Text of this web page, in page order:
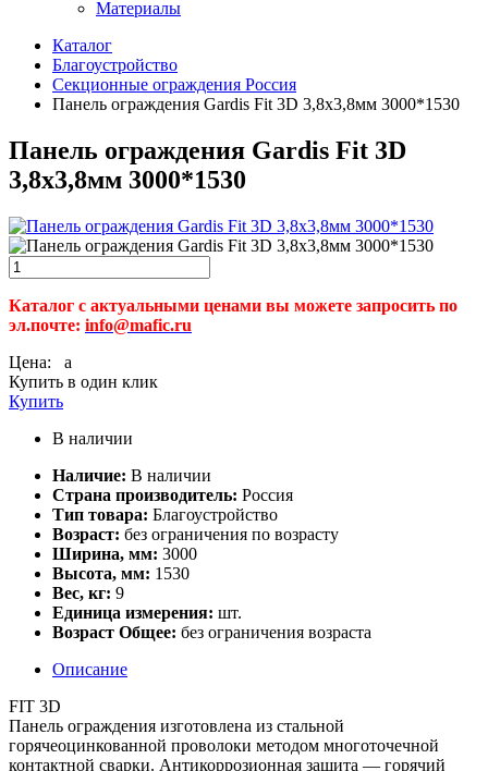
Материалы
Каталог
Благоустройство
Секционные ограждения Россия
Панель ограждения Gardis Fit 3D 3,8х3,8мм 3000*1530
Панель ограждения Gardis Fit 3D
3,8х3,8мм 3000*1530
Каталог с актуальными ценами вы можете запросить по
эл.почте: info@mafic.ru
Цена:
a
Купить в один клик
Купить
В наличии
Наличие: В наличии
Страна производитель: Россия
Тип товара: Благоустройство
Возраст: без ограничения по возрасту
Ширина, мм: 3000
Высота, мм: 1530
Вес, кг: 9
Единица измерения: шт.
Возраст Общее: без ограничения возраста
Описание
FIT 3D
Панель ограждения изготовлена из стальной
горячеоцинкованной проволоки методом многоточечной
контактной сварки. Антикоррозионная защита — горячий